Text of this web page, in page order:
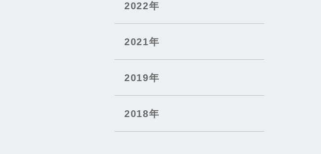
2022年
2021年
2019年
2018年